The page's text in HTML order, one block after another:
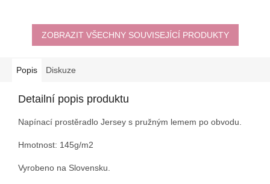
ZOBRAZIT VŠECHNY SOUVISEJÍCÍ PRODUKTY
Popis Diskuze
Detailní popis produktu
Napínací prostěradlo Jersey s pružným lemem po obvodu.
Hmotnost: 145g/m2
Vyrobeno na Slovensku.